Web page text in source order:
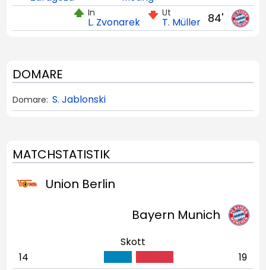
84'
Ut
T. Müller
In
L. Zvonarek
DOMARE
Domare: S. Jablonski
MATCHSTATISTIK
Union Berlin
Bayern Munich
Skott
14
19